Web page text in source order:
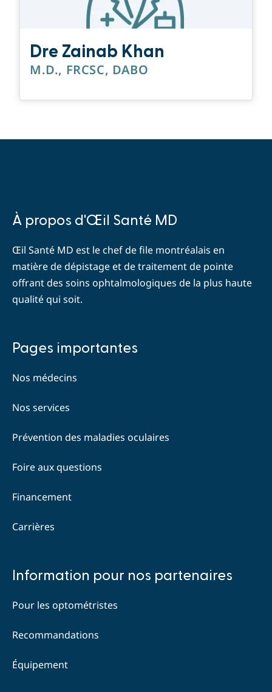
Dre Zainab Khan
M.D., FRCSC, DABO
Contact
Info
À propos d'Œil Santé MD
Œil Santé MD est le chef de file montréalais en
matière de dépistage et de traitement de pointe
offrant des soins ophtalmologiques de la plus haute
qualité qui soit.
Why
Us
Pages importantes
Nos médecins
Nos services
Prévention des maladies oculaires
Foire aux questions
Financement
Carrières
Quick
links
Information pour nos partenaires
Pour les optométristes
Recommandations
Équipement